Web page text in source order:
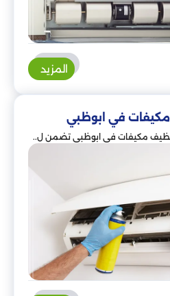
المزيد
في ابوظبي
مكيفات في ابوظبي تضمن ل..